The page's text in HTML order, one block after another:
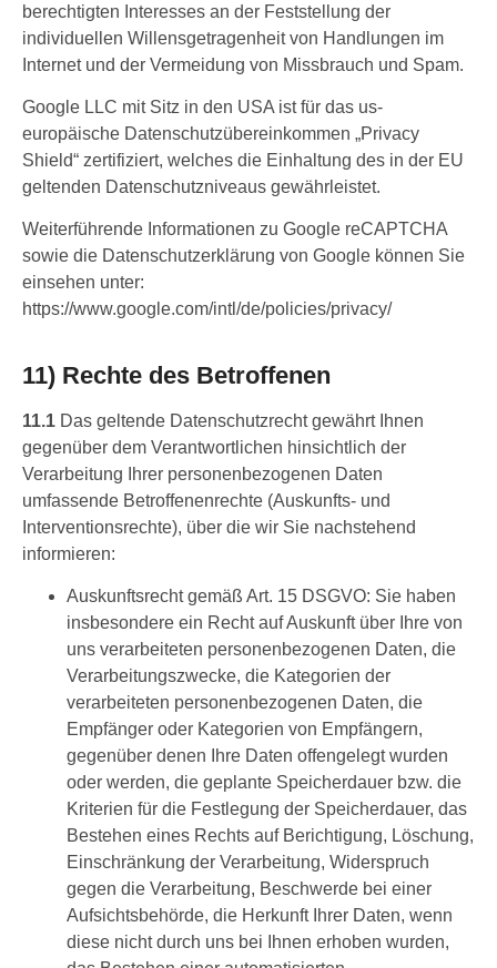
berechtigten Interesses an der Feststellung der
individuellen Willensgetragenheit von Handlungen im
Internet und der Vermeidung von Missbrauch und Spam.
Google LLC mit Sitz in den USA ist für das us-
europäische Datenschutzübereinkommen „Privacy
Shield“ zertifiziert, welches die Einhaltung des in der EU
geltenden Datenschutzniveaus gewährleistet.
Weiterführende Informationen zu Google reCAPTCHA
sowie die Datenschutzerklärung von Google können Sie
einsehen unter:
https://www.google.com/intl/de/policies/privacy/
11) Rechte des Betroffenen
11.1 Das geltende Datenschutzrecht gewährt Ihnen
gegenüber dem Verantwortlichen hinsichtlich der
Verarbeitung Ihrer personenbezogenen Daten
umfassende Betroffenenrechte (Auskunfts- und
Interventionsrechte), über die wir Sie nachstehend
informieren:
Auskunftsrecht gemäß Art. 15 DSGVO: Sie haben
insbesondere ein Recht auf Auskunft über Ihre von
uns verarbeiteten personenbezogenen Daten, die
Verarbeitungszwecke, die Kategorien der
verarbeiteten personenbezogenen Daten, die
Empfänger oder Kategorien von Empfängern,
gegenüber denen Ihre Daten offengelegt wurden
oder werden, die geplante Speicherdauer bzw. die
Kriterien für die Festlegung der Speicherdauer, das
Bestehen eines Rechts auf Berichtigung, Löschung,
Einschränkung der Verarbeitung, Widerspruch
gegen die Verarbeitung, Beschwerde bei einer
Aufsichtsbehörde, die Herkunft Ihrer Daten, wenn
diese nicht durch uns bei Ihnen erhoben wurden,